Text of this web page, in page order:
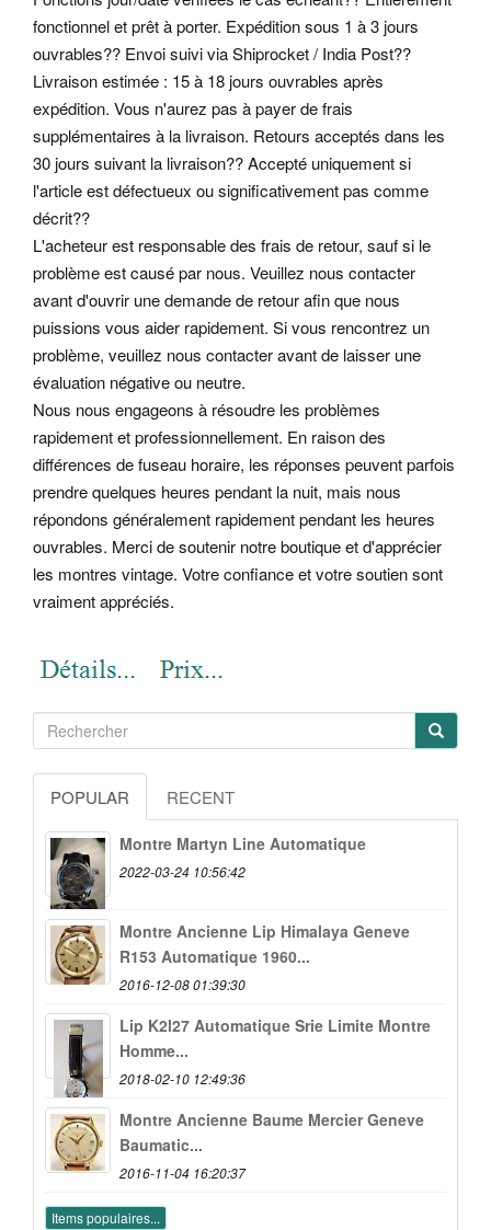
fonctionnel et prêt à porter. Expédition sous 1 à 3 jours
ouvrables?? Envoi suivi via Shiprocket / India Post??
Livraison estimée : 15 à 18 jours ouvrables après
expédition. Vous n'aurez pas à payer de frais
supplémentaires à la livraison. Retours acceptés dans les
30 jours suivant la livraison?? Accepté uniquement si
l'article est défectueux ou significativement pas comme
décrit??
L'acheteur est responsable des frais de retour, sauf si le
problème est causé par nous. Veuillez nous contacter
avant d'ouvrir une demande de retour afin que nous
puissions vous aider rapidement. Si vous rencontrez un
problème, veuillez nous contacter avant de laisser une
évaluation négative ou neutre.
Nous nous engageons à résoudre les problèmes
rapidement et professionnellement. En raison des
différences de fuseau horaire, les réponses peuvent parfois
prendre quelques heures pendant la nuit, mais nous
répondons généralement rapidement pendant les heures
ouvrables. Merci de soutenir notre boutique et d'apprécier
les montres vintage. Votre confiance et votre soutien sont
vraiment appréciés.
POPULAR RECENT
Montre Martyn Line Automatique
2022-03-24 10:56:42
Montre Ancienne Lip Himalaya Geneve
R153 Automatique 1960...
2016-12-08 01:39:30
Lip K2l27 Automatique Srie Limite Montre
Homme...
2018-02-10 12:49:36
Montre Ancienne Baume Mercier Geneve
Baumatic...
2016-11-04 16:20:37
Items populaires...